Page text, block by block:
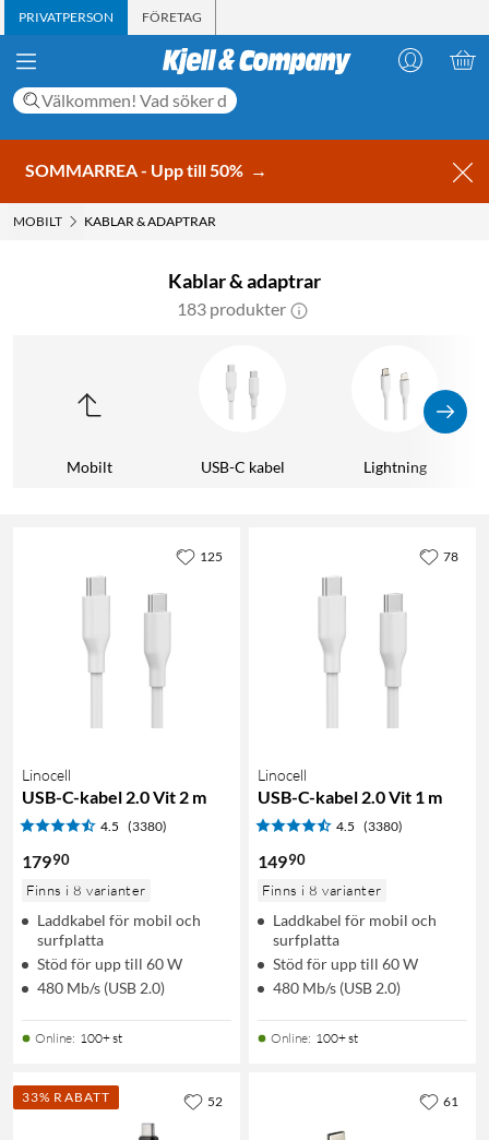
PRIVATPERSON FÖRETAG
SOMMARREA - Upp till 50% →
MOBILT KABLAR & ADAPTRAR
Kablar & adaptrar
183 produkter
Mobilt USB-C kabel Lightning
Linocell
USB-C-kabel 2.0 Vit 2 m
4.5 (3380)
17990
Finns i 8 varianter
Laddkabel för mobil och
surfplatta
Stöd för upp till 60 W
480 Mb/s (USB 2.0)
Online: 100+ st
125
Linocell
USB-C-kabel 2.0 Vit 1 m
4.5 (3380)
14990
Finns i 8 varianter
Laddkabel för mobil och
surfplatta
Stöd för upp till 60 W
480 Mb/s (USB 2.0)
Online: 100+ st
78
33% RABATT 52 61